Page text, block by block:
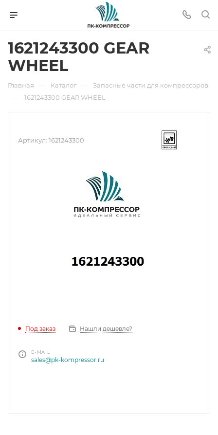
1621243300 GEAR
WHEEL
Главная — Каталог — Запасные части для компрессоров
— 1621243300 GEAR WHEEL
Артикул: 1621243300
Под заказ Нашли дешевле?
E-MAIL
sales@pk-kompressor.ru